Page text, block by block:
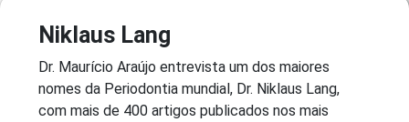
Niklaus Lang
Dr. Maurício Araújo entrevista um dos maiores
nomes da Periodontia mundial, Dr. Niklaus Lang,
com mais de 400 artigos publicados nos mais